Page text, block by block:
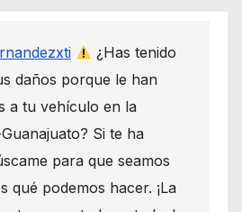
¿Has tenido
daños porque le han
a tu vehículo en la
Si te ha
para que seamos
qué podemos hacer. ¡La